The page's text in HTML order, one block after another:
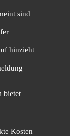
sind
hinzieht
bietet
Kosten